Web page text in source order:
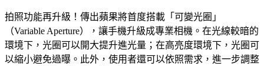
拍照功能再升級！傳出蘋果將首度搭載「可變光圈」
（Variable Aperture），讓手機升級成專業相機。在光線較暗的
環境下，光圈可以開大提升進光量；在高亮度環境下，光圈可
以縮小避免過曝。此外，使用者還可以依照需求，進一步調整